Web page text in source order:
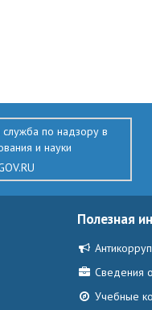
по надзору в
и науки
Полезная
Сведения
Учебные